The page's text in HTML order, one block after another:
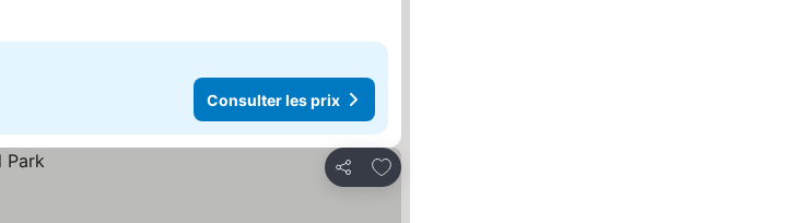
Consulter les prix
Partager
Ajouter à mes favoris